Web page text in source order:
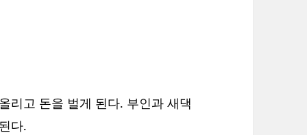
리고 돈을 벌게 된다. 부인과 새댁
다.